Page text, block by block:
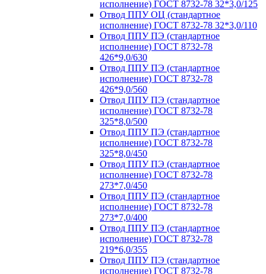
исполнение) ГОСТ 8732-78 32*3,0/125
Отвод ППУ ОЦ (стандартное
исполнение) ГОСТ 8732-78 32*3,0/110
Отвод ППУ ПЭ (стандартное
исполнение) ГОСТ 8732-78
426*9,0/630
Отвод ППУ ПЭ (стандартное
исполнение) ГОСТ 8732-78
426*9,0/560
Отвод ППУ ПЭ (стандартное
исполнение) ГОСТ 8732-78
325*8,0/500
Отвод ППУ ПЭ (стандартное
исполнение) ГОСТ 8732-78
325*8,0/450
Отвод ППУ ПЭ (стандартное
исполнение) ГОСТ 8732-78
273*7,0/450
Отвод ППУ ПЭ (стандартное
исполнение) ГОСТ 8732-78
273*7,0/400
Отвод ППУ ПЭ (стандартное
исполнение) ГОСТ 8732-78
219*6,0/355
Отвод ППУ ПЭ (стандартное
исполнение) ГОСТ 8732-78